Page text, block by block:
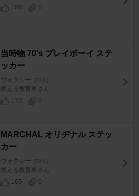
106
0
当時物 70's プレイボーイ ステ
ッカー
ヴォクシー [70系]
燃える教育車さん
170
0
MARCHAL オリヂナル ステッ
カー
ヴォクシー [70系]
燃える教育車さん
165
0